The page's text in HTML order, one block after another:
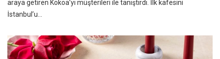
araya getiren Kokoa’yı müşterileri ile tanıştırdı. İlk kafesini
İstanbul’u...